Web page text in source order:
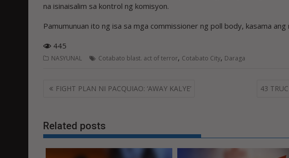
na isinaisalim sa kontrol ng komisyon.
Pamumunuan ito ng isa sa mga commissioner ng poll body, kasama
445
NASYUNAL Cotabato blast. act of terror, Cotabato City, Daraga
Post
FIGHT PLAN NI PACQUIAO: ‘AWAY KALYE’ 43
Related posts